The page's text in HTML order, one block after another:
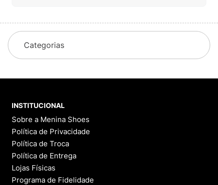
Categorias
INSTITUCIONAL
Sobre a Menina Shoes
Política de Privacidade
Política de Troca
Política de Entrega
Lojas Físicas
Programa de Fidelidade